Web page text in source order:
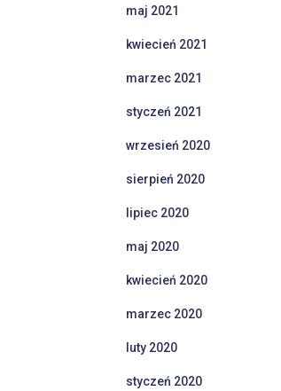
maj 2021
kwiecień 2021
marzec 2021
styczeń 2021
wrzesień 2020
sierpień 2020
lipiec 2020
maj 2020
kwiecień 2020
marzec 2020
luty 2020
styczeń 2020